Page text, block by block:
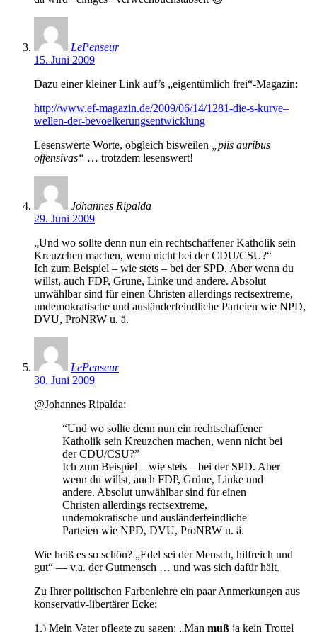
LePenseur
15. Juni 2009
Dazu einer kleiner Link auf’s „eigentümlich frei“-Magazin:
http://www.ef-magazin.de/2009/06/14/1281-die-s-kurve–
wellen-der-bevoelkerungsentwicklung
Lesenswerte Worte, obgleich bisweilen
„piis auribus
offensivas“ … trotzdem lesenswert!
Johannes Ripalda
29. Juni 2009
„Und wo sollte denn nun ein rechtschaffener Katholik sein
Kreuzchen machen, wenn nicht bei der CDU/CSU?“
Ich zum Beispiel – wie stets – bei der SPD. Aber wenn du
willst, auch FDP, Grüne, Linke und andere. Absolut
unwählbar sind für einen Christen allerdings rectsextreme,
undemokratische und ausländerfeindliche Parteien wie NPD,
DVU, ProNRW u. ä.
LePenseur
30. Juni 2009
@Johannes Ripalda:
“Und wo sollte denn nun ein rechtschaffener
Katholik sein Kreuzchen machen, wenn nicht bei
der CDU/CSU?”
Ich zum Beispiel – wie stets – bei der SPD. Aber
wenn du willst, auch FDP, Grüne, Linke und
andere. Absolut unwählbar sind für einen
Christen allerdings rectsextreme,
undemokratische und ausländerfeindliche
Parteien wie NPD, DVU, ProNRW u. ä.
Wie heiß es so schön? „Edel sei der Mensch, hilfreich und
gut“ — v.a. der Gutmensch … und was sich dafür hält.
Zu Ihrer politischen Farbenlehre ein paar Anmerkungen aus
konservativ-libertärer Ecke:
1.) Mein Vater pflegte zu sagen: „Man muß ja kein Trottel